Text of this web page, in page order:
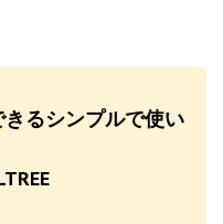
るシンプルで使い